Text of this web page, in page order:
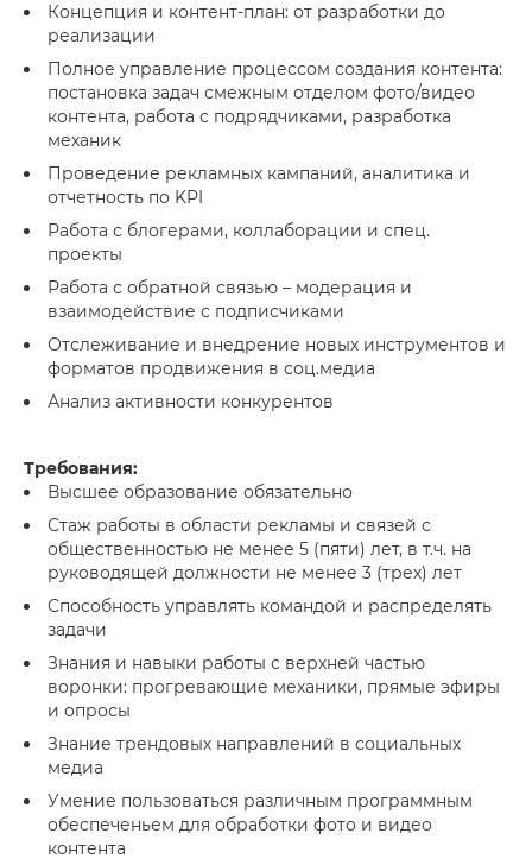
Концепция и контент-план: от разработки до
реализации
Полное управление процессом создания контента:
постановка задач смежным отделом фото/видео
контента, работа с подрядчиками, разработка
механик
Проведение рекламных кампаний, аналитика и
отчетность по KPI
Работа с блогерами, коллаборации и спец.
проекты
Работа с обратной связью – модерация и
взаимодействие с подписчиками
Отслеживание и внедрение новых инструментов и
форматов продвижения в соц.медиа
Анализ активности конкурентов
Требования:
Высшее образование обязательно
Стаж работы в области рекламы и связей с
общественностью не менее 5 (пяти) лет, в т.ч. на
руководящей должности не менее 3 (трех) лет
Способность управлять командой и распределять
задачи
Знания и навыки работы с верхней частью
воронки: прогревающие механики, прямые эфиры
и опросы
Знание трендовых направлений в социальных
медиа
Умение пользоваться различным программным
обеспеченьем для обработки фото и видео
контента